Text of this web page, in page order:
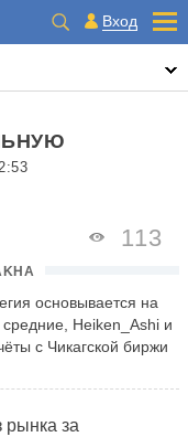
Вход
113
основывается на
Heiken_Ashi и
с Чикагской биржи
рынка за